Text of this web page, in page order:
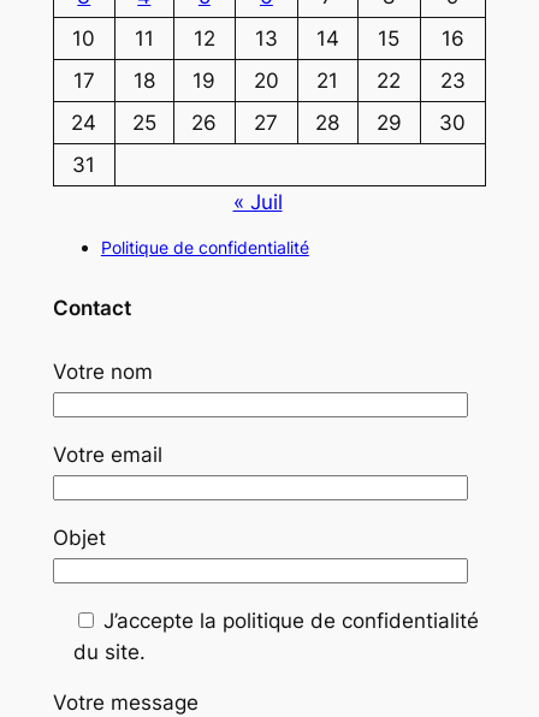
10
11 12 13 14 15
16
17
18 19 20 21 22
23
24
25 26 27 28 29
30
31
« Juil
Politique de confidentialité
Contact
Votre nom
Votre email
Objet
J’accepte la politique de confidentialité
du site.
Votre message